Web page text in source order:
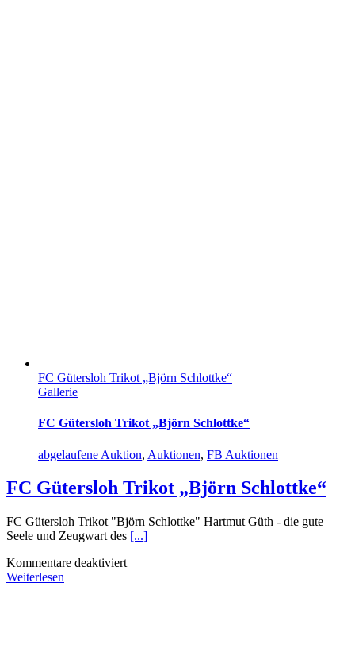
FC Gütersloh Trikot „Björn Schlottke“
Gallerie
FC Gütersloh Trikot „Björn Schlottke“
abgelaufene Auktion, Auktionen, FB Auktionen
FC Gütersloh Trikot „Björn Schlottke“
FC Gütersloh Trikot "Björn Schlottke" Hartmut Güth - die gute
Seele und Zeugwart des [...]
Kommentare deaktiviertfür
Weiterlesen